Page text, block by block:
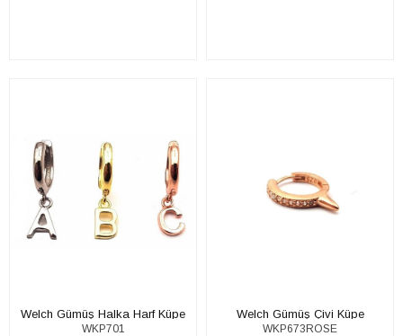
​Welch Gümüş Halka Harf Küpe
WKP701
​Welch Gümüş Çivi Küpe
WKP673ROSE